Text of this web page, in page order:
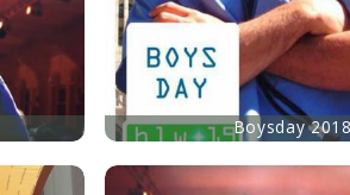
Boysday 2018
mehr